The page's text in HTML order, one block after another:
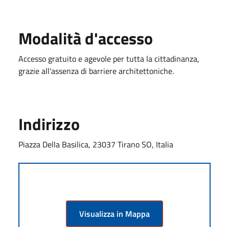
Modalità d'accesso
Accesso gratuito e agevole per tutta la cittadinanza,
grazie all'assenza di barriere architettoniche.
Indirizzo
Piazza Della Basilica, 23037 Tirano SO, Italia
Visualizza in Mappa